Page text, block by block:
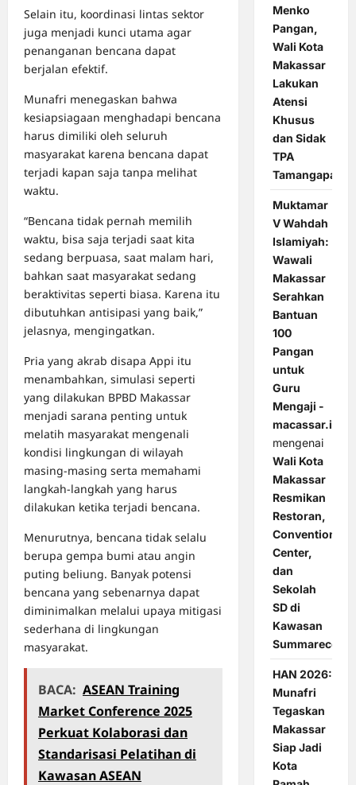
Selain itu, koordinasi lintas sektor
juga menjadi kunci utama agar
penanganan bencana dapat
berjalan efektif.
Munafri menegaskan bahwa
kesiapsiagaan menghadapi bencana
harus dimiliki oleh seluruh
masyarakat karena bencana dapat
terjadi kapan saja tanpa melihat
waktu.
“Bencana tidak pernah memilih
waktu, bisa saja terjadi saat kita
sedang berpuasa, saat malam hari,
bahkan saat masyarakat sedang
beraktivitas seperti biasa. Karena itu
dibutuhkan antisipasi yang baik,”
jelasnya, mengingatkan.
Pria yang akrab disapa Appi itu
menambahkan, simulasi seperti
yang dilakukan BPBD Makassar
menjadi sarana penting untuk
melatih masyarakat mengenali
kondisi lingkungan di wilayah
masing-masing serta memahami
langkah-langkah yang harus
dilakukan ketika terjadi bencana.
Menurutnya, bencana tidak selalu
berupa gempa bumi atau angin
puting beliung. Banyak potensi
bencana yang sebenarnya dapat
diminimalkan melalui upaya mitigasi
sederhana di lingkungan
masyarakat.
BACA: ASEAN Training
Market Conference 2025
Perkuat Kolaborasi dan
Standarisasi Pelatihan di
Kawasan ASEAN
Menko
Pangan,
Wali Kota
Makassar
Lakukan
Atensi
Khusus
dan Sidak
TPA
Tamangapa
Muktamar
V Wahdah
Islamiyah:
Wawali
Makassar
Serahkan
Bantuan
100
Pangan
untuk
Guru
Mengaji -
macassar.id
mengenai
Wali Kota
Makassar
Resmikan
Restoran,
Convention
Center,
dan
Sekolah
SD di
Kawasan
Summarecon
HAN 2026:
Munafri
Tegaskan
Makassar
Siap Jadi
Kota